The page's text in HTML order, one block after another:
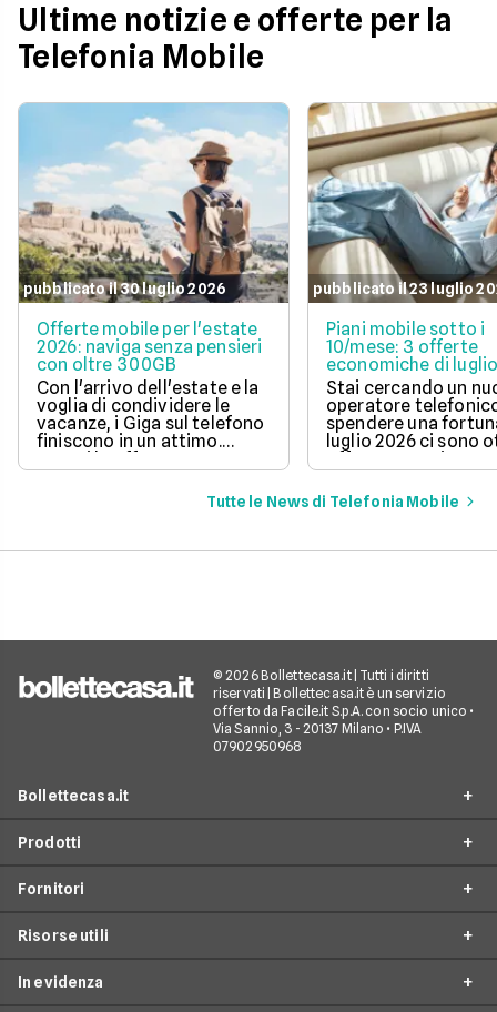
Ultime notizie e offerte per la
Telefonia Mobile
pubblicato il 30 luglio 2026
Offerte mobile per l'estate
2026: naviga senza pensieri
con oltre 300GB
Con l'arrivo dell'estate e la
voglia di condividere le
vacanze, i Giga sul telefono
finiscono in un attimo.
Scopri le offerte
telefoniche di luglio 2026
per navigare veloci in 5G
con tantissimi Giga e
abbonamento.
pubblicato il 23 luglio
Piani mobile sotto i
10/mese: 3 offerte
economiche di
Stai cercando un
operatore
spendere una
luglio 2026 ci sono
offerte sotto i 10
mese che includono
tantissimi Giga e la
connessione 5G.
Tutte le News di Telefonia Mobile
© 2026 Bollettecasa.it | Tutti i diritti
riservati | Bollettecasa.it è un servizio
offerto da Facile.it S.p.A. con socio unico •
Via Sannio, 3 - 20137 Milano • P.IVA
07902950968
Bollettecasa.it
Contatti
Servizio clienti
Prodotti
Offerte Internet Casa
Offerte Telefonia mobile
Fornitori
Provider Internet
Risorse utili
In evidenza